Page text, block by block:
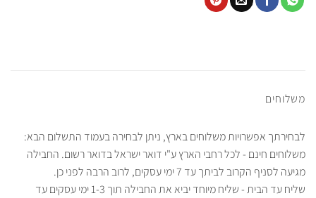
משלוחים
לבחירתך אפשרויות משלוחים בארץ, ניתן לבחירה בעמוד התשלום הבא:
משלוחים חינם - לכל רחבי הארץ ע"י דואר ישראל בדואר רשום. החבילה
מגיעה לסניף הקרוב לביתך עד 7 ימי עסקים, לרוב הרבה לפני כן.
שליח עד הבית - שליח מיוחד יביא את החבילה תוך 1-3 ימי עסקים עד